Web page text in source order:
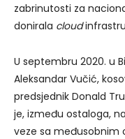
zabrinutosti za
donirala cloud
U septembru 2020. u
Aleksandar Vučić,
predsjednik Donald
je, između ostaloga,
veze sa međusobnim